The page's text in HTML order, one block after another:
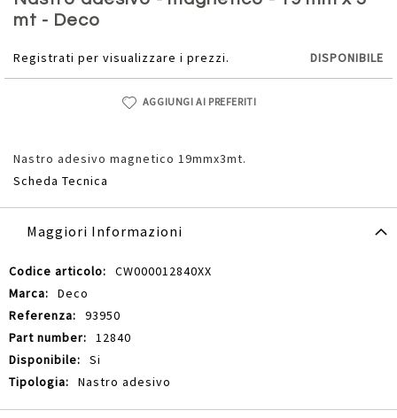
mt - Deco
Registrati per visualizzare i prezzi. DISPONIBILE
AGGIUNGI AI PREFERITI
Nastro adesivo magnetico 19mmx3mt.
Scheda Tecnica
della
galleria
immagini
Maggiori Informazioni
Maggiori
Informazioni
CW000012840XX
Deco
93950
12840
Si
Nastro adesivo